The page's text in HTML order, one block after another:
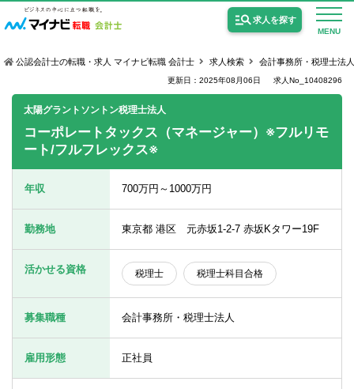
MENU
求人を探す
公認会計士試験合格向けの求人
女性会計士の転職
公認会計士の転職・求人 マイナビ転職 会計士 求人検索 会計事務所・税理士法
更新日：2025年08月06日 求人No_10408296
太陽グラントソントン税理士法人
コーポレートタックス（マネージャー）※フルリモ
ート/フルフレックス※
年収 700万円～1000万円
勤務地 東京都 港区 元赤坂1-2-7 赤坂Kタワー19F
活かせる資格 税理士 税理士科目合格
募集職種 会計事務所・税理士法人
雇用形態 正社員